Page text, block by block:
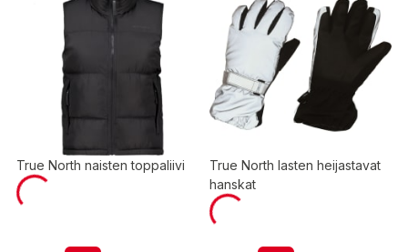
True North naisten toppaliivi
True North lasten heijastavat
hanskat